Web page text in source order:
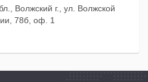
Волжский г., ул. Волжской
78б, оф. 1